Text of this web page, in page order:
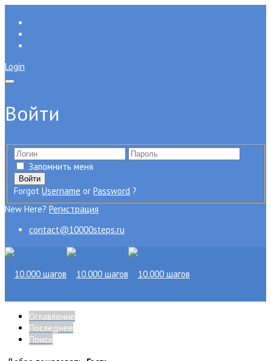
Login
Войти
Запомнить меня
ForgotUsername orPassword ?
New Here? Регистрация
contact@10000steps.ru
Главная
Оглавление
Последнее
Поиск